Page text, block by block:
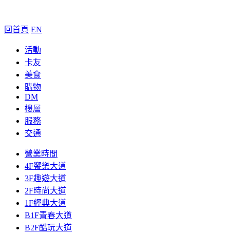
回首頁 EN
活動
卡友
美食
購物
DM
樓層
服務
交通
營業時間
4F饗樂大道
3F趣遊大道
2F時尚大道
1F經典大道
B1F青春大道
B2F酷玩大道